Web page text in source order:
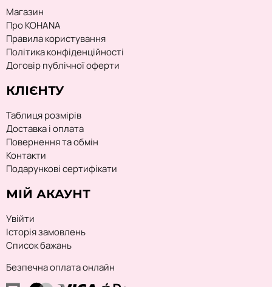
Магазин
Про KOHANA
Правила користування
Політика конфіденційності
Договір публічної оферти
КЛІЄНТУ
Таблиця розмірів
Доставка і оплата
Повернення та обмін
Контакти
Подарункові сертифікати
МІЙ АКАУНТ
Увійти
Історія замовлень
Список бажань
Безпечна оплата онлайн